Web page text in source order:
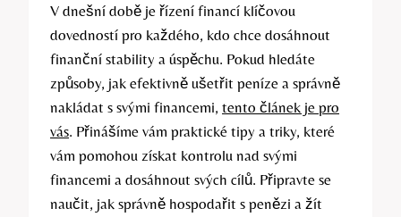
V dnešní době je řízení financí klíčovou
dovedností pro každého, kdo chce dosáhnout
finanční stability a úspěchu. Pokud hledáte
způsoby, jak efektivně ušetřit peníze a správně
nakládat s svými financemi, tento článek je pro
vás. Přinášíme vám praktické tipy a triky, které
vám pomohou získat kontrolu nad svými
financemi a dosáhnout svých cílů. Připravte se
naučit, jak správně hospodařit s penězi a žít